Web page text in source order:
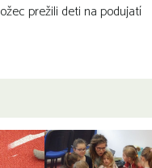
prežili deti na podujatí